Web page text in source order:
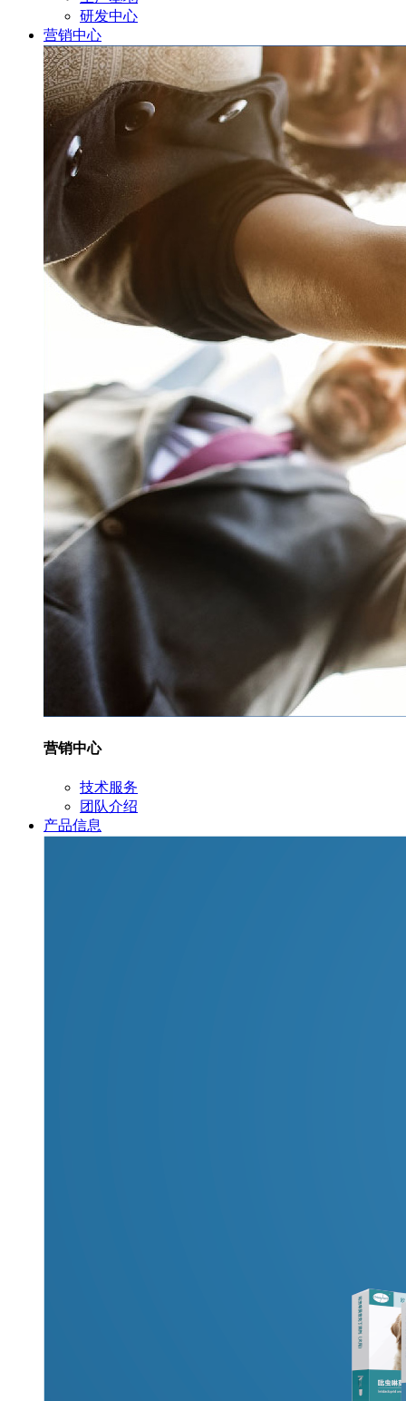
研发中心
营销中心
营销中心
技术服务
团队介绍
产品信息